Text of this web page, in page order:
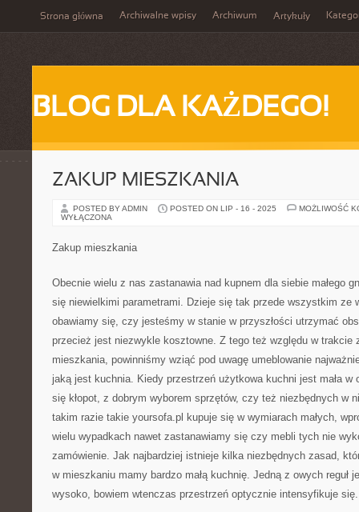
Strona główna Archiwalne wpisy Archiwum Artykuły
BLOG DLA KAŻDEGO!
ZAKUP MIESZKANIA
POSTED BY ADMIN POSTED ON LIP - 16 - 2025
MOŻLIWOŚĆ
WYŁĄCZONA
Zakup mieszkania
Obecnie wielu z nas zastanawia nad kupnem dla siebie małego
się niewielkimi parametrami. Dzieje się tak przede wszystkim ze
obawiamy się, czy jesteśmy w stanie w przyszłości utrzymać
przecież jest niezwykle kosztowne. Z tego też względu w trakcie
mieszkania, powinniśmy wziąć pod uwagę umeblowanie
jaką jest kuchnia. Kiedy przestrzeń użytkowa kuchni jest mała w
się kłopot, z dobrym wyborem sprzętów, czy też niezbędnych w
takim razie takie yoursofa.pl kupuje się w wymiarach małych,
wielu wypadkach nawet zastanawiamy się czy mebli tych nie
zamówienie. Jak najbardziej istnieje kilka niezbędnych zasad,
w mieszkaniu mamy bardzo małą kuchnię. Jedną z owych reguł
wysoko, bowiem wtenczas przestrzeń optycznie intensyfikuje się.